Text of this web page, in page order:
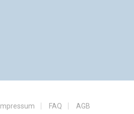
Impressum FAQ AGB